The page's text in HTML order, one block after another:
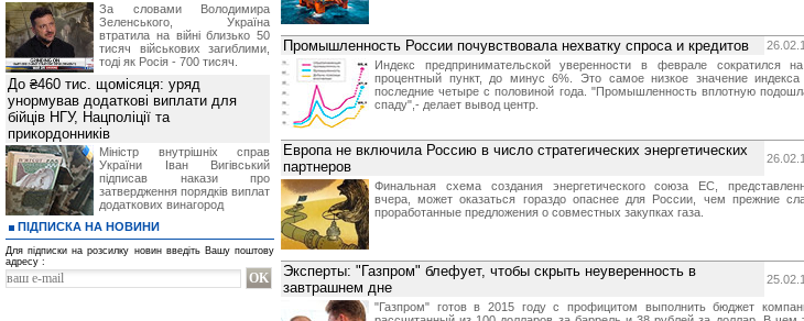
Промышленность России почувствовала нехватку спроса и кредитов
Индекс предпринимательской уверенности в феврале сократился
процентный пункт, до минус 6%. Это самое низкое значение индекса
последние четыре с половиной года. "Промышленность вплотную
спаду",- делает вывод центр.
Европа не включила Россию в число стратегических энергетических
партнеров
Финальная схема создания энергетического союза ЕС,
вчера, может оказаться гораздо опаснее для России, чем прежние
проработанные предложения о совместных закупках газа.
Эксперты: "Газпром" блефует, чтобы скрыть неуверенность в
завтрашнем дне
"Газпром" готов в 2015 году с профицитом выполнить бюджет
За словами Володимира
Зеленського, Україна
втратила на війні близько 50
тисяч військових загиблими,
тоді як Росія - 700 тисяч.
До ₴460 тис. щомісяця: уряд
унормував додаткові виплати для
бійців НГУ, Нацполіції та
прикордонників
Міністр внутрішніх справ
України Іван Вигівський
підписав накази про
затвердження порядків виплат
додаткових винагород
ПІДПИСКА НА НОВИНИ
Для підписки на розсилку новин введіть Вашу поштову
адресу :